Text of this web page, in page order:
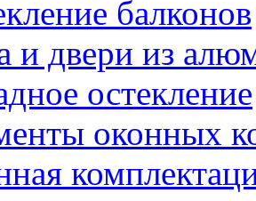
балконов
и двери из
остекление
оконных